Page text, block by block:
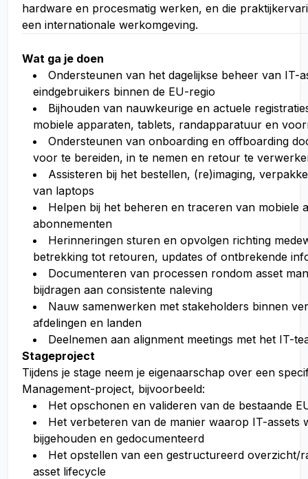
hardware en procesmatig werken, en die
een internationale werkomgeving.
Wat ga je doen
Ondersteunen van het dagelijkse beheer van IT-
eindgebruikers binnen de EU-regio
Bijhouden van nauwkeurige en actuele
mobiele apparaten, tablets, randapparatuur en
Ondersteunen van onboarding en offboarding
voor te bereiden, in te nemen en retour te
Assisteren bij het bestellen, (re)imaging,
van laptops
Helpen bij het beheren en traceren van mobiele
abonnementen
Herinneringen sturen en opvolgen richting
betrekking tot retouren, updates of ontbrekende
Documenteren van processen rondom asset
bijdragen aan consistente naleving
Nauw samenwerken met stakeholders binnen
afdelingen en landen
Deelnemen aan alignment meetings met het IT-
Stageproject
Tijdens je stage neem je eigenaarschap over een
Management-project, bijvoorbeeld:
Het opschonen en valideren van de bestaande
Het verbeteren van de manier waarop IT-assets
bijgehouden en gedocumenteerd
Het opstellen van een gestructureerd overzicht/
asset lifecycle